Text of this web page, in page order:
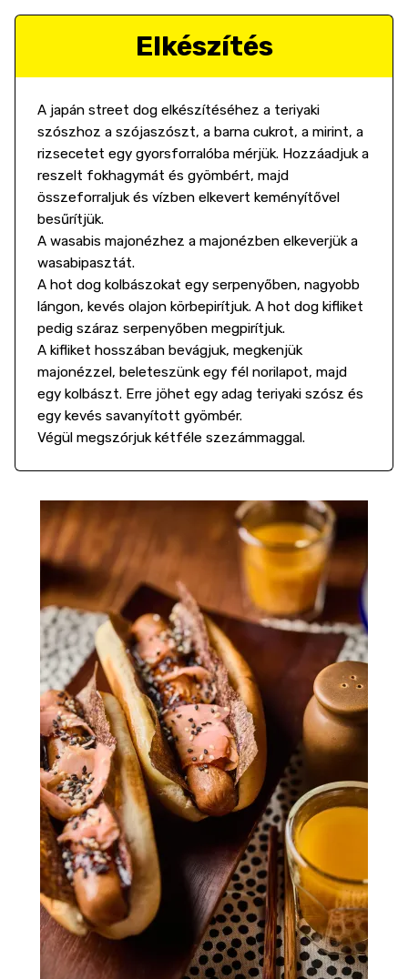
Elkészítés
A japán street dog elkészítéséhez a teriyaki
szószhoz a szójaszószt, a barna cukrot, a mirint, a
rizsecetet egy gyorsforralóba mérjük. Hozzáadjuk a
reszelt fokhagymát és gyömbért, majd
összeforraljuk és vízben elkevert keményítővel
besűrítjük.
A wasabis majonézhez a majonézben elkeverjük a
wasabipasztát.
A hot dog kolbászokat egy serpenyőben, nagyobb
lángon, kevés olajon körbepirítjuk. A hot dog kifliket
pedig száraz serpenyőben megpirítjuk.
A kifliket hosszában bevágjuk, megkenjük
majonézzel, beleteszünk egy fél norilapot, majd
egy kolbászt. Erre jöhet egy adag teriyaki szósz és
egy kevés savanyított gyömbér.
Végül megszórjuk kétféle szezámmaggal.